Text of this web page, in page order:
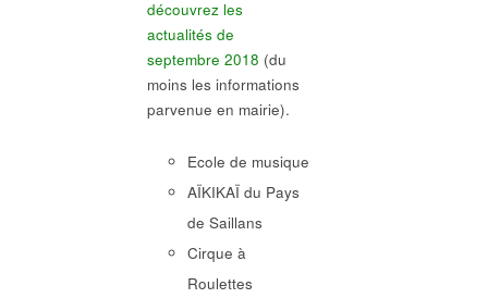
découvrez les
actualités de
septembre 2018 (du
moins les informations
parvenue en mairie).
Ecole de musique
AÏKIKAÏ du Pays
de Saillans
Cirque à
Roulettes